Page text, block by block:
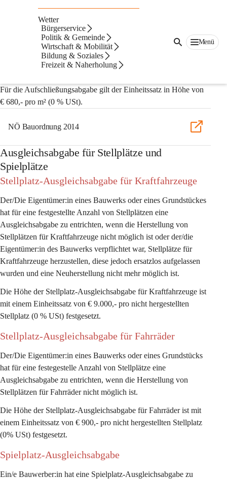
Wetter
Bürgerservice
Politik & Gemeinde
Wirtschaft & Mobilität
Bildung & Soziales
Freizeit & Naherholung
Menü
Gebühren, Abgaben,
Tarife
Für die Aufschließungsabgabe gilt der Einheitssatz in Höhe von
€ 680,- pro m² (0 % USt).
NÖ Bauordnung 2014
Ausgleichsabgabe für Stellplätze und
Spielplätze
Stellplatz-Ausgleichsabgabe für Kraftfahrzeuge
Der/Die Eigentümer:in eines Bauwerks oder eines Grundstückes
hat für eine festgestellte Anzahl von Stellplätzen eine
Ausgleichsabgabe zu entrichten, wenn die Herstellung von
Stellplätzen für Kraftfahrzeuge nicht möglich ist oder der/die
Eigentümer:in des Bauwerks verpflichtet war, Stellplätze für
Kraftfahrzeuge herzustellen, diese jedoch ersatzlos aufgelassen
wurden und eine Neuherstellung nicht mehr möglich ist.
Die Höhe der Stellplatz-Ausgleichsabgabe für Kraftfahrzeuge ist
mit einem Einheitssatz von € 9.000,- pro nicht hergestellten
Stellplatz (0 % USt) festgesetzt.
Stellplatz-Ausgleichsabgabe für Fahrräder
Der/Die Eigentümer:in eines Bauwerks oder eines Grundstücks
hat für eine festegestelle Anzahl von Stellplätze eine
Ausgleichsabgabe zu entrichten, wenn die Herstellung von
Stellplätzen für Fahrräder nicht möglich ist.
Die Höhe der Stellplatz-Ausgleichsabgabe für Fahrräder ist mit
einem Einheitssatz von € 900,- pro nicht hergestellten Stellplatz
(0% USt) festgesetzt.
Spielplatz-Ausgleichsabgabe
Ein/e Bauwerber:in hat eine Spielplatz-Ausgleichsabgabe zu